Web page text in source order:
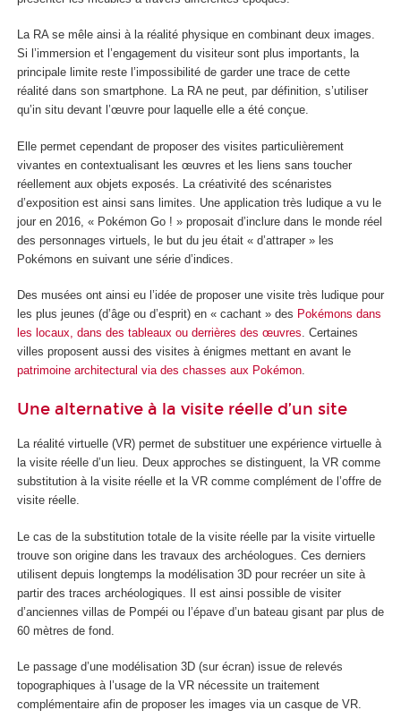
La RA se mêle ainsi à la réalité physique en combinant deux images.
Si l’immersion et l’engagement du visiteur sont plus importants, la
principale limite reste l’impossibilité de garder une trace de cette
réalité dans son smartphone. La RA ne peut, par définition, s’utiliser
qu’in situ devant l’œuvre pour laquelle elle a été conçue.
Elle permet cependant de proposer des visites particulièrement
vivantes en contextualisant les œuvres et les liens sans toucher
réellement aux objets exposés. La créativité des scénaristes
d’exposition est ainsi sans limites. Une application très ludique a vu le
jour en 2016, « Pokémon Go ! » proposait d’inclure dans le monde réel
des personnages virtuels, le but du jeu était « d’attraper » les
Pokémons en suivant une série d’indices.
Des musées ont ainsi eu l’idée de proposer une visite très ludique pour
les plus jeunes (d’âge ou d’esprit) en « cachant » des Pokémons dans
les locaux, dans des tableaux ou derrières des œuvres. Certaines
villes proposent aussi des visites à énigmes mettant en avant le
patrimoine architectural via des chasses aux Pokémon.
Une alternative à la visite réelle d’un site
La réalité virtuelle (VR) permet de substituer une expérience virtuelle à
la visite réelle d’un lieu. Deux approches se distinguent, la VR comme
substitution à la visite réelle et la VR comme complément de l’offre de
visite réelle.
Le cas de la substitution totale de la visite réelle par la visite virtuelle
trouve son origine dans les travaux des archéologues. Ces derniers
utilisent depuis longtemps la modélisation 3D pour recréer un site à
partir des traces archéologiques. Il est ainsi possible de visiter
d’anciennes villas de Pompéi ou l’épave d’un bateau gisant par plus de
60 mètres de fond.
Le passage d’une modélisation 3D (sur écran) issue de relevés
topographiques à l’usage de la VR nécessite un traitement
complémentaire afin de proposer les images via un casque de VR.